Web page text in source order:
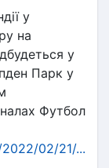
у
на
у
Парк у
Футбол
02/21/...